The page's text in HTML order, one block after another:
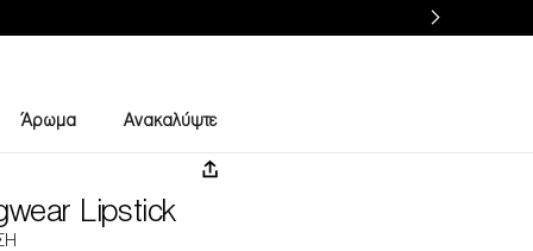
Άρωμα Ανακαλύψτε
Lipstick